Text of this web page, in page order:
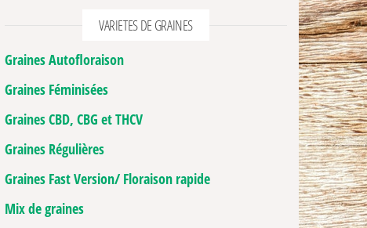
VARIETES DE GRAINES
Graines Autofloraison
Graines Féminisées
Graines CBD, CBG et THCV
Graines Régulières
Graines Fast Version/ Floraison rapide
Mix de graines